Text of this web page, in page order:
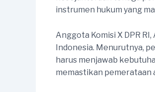
instrumen hukum yang
Anggota Komisi X DPR
Indonesia. Menurutnya,
harus menjawab
memastikan pemerataan